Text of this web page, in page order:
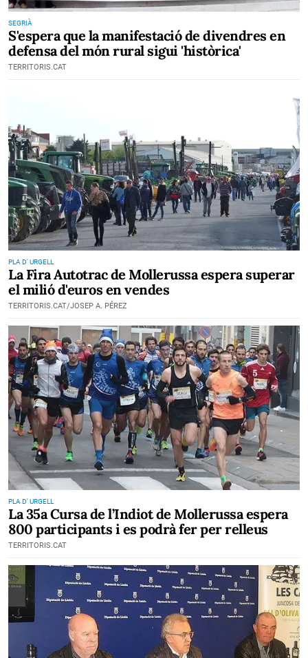
SEGRIÀ
S'espera que la manifestació de divendres en
defensa del món rural sigui 'històrica'
TERRITORIS.CAT
PLA D' URGELL
La Fira Autotrac de Mollerussa espera superar
el milió d'euros en vendes
TERRITORIS.CAT/JOSEP A. PÉREZ
PLA D' URGELL
La 35a Cursa de l’Indiot de Mollerussa espera
800 participants i es podrà fer per relleus
TERRITORIS.CAT